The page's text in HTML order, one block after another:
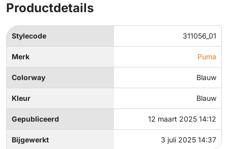
Productdetails
Stylecode 311056_01
Merk Puma
Colorway Blauw
Kleur Blauw
Gepubliceerd 12 maart 2025 14:12
Bijgewerkt 3 juli 2025 14:37